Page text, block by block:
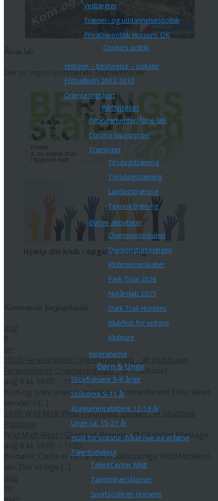
Vedtægter
Træner- og uddannelsespolitik
Privatlivspolitik Horsens OK
Cookies politik
Historie – bestyrelse – pokaler
Fotoalbum 2002-2010
Orienteringskort
Aktiviteter
Arrangementer/Åbne løb
Corona-tilpasninger
Træninger
Tirsdagstræning
Torsdagstræning
Lørdagstræning
Teknisk træning
Øvrige aktiviteter
Championpokalen
Divisionsturneringen
Klubmesterskaber
Park Tour 2026
Nytårsløb 2025
Dark Trail Horsens
Klubfest for voksne
Klubture
Veteranerne
Børn & Unge
Skovfræsere 5-8 årige
Stifindere 9-11 år
Konkurrenceløbere 12-14 år
Unge ca. 15-21 år
Hold for voksne -både nye og erfarne
Talentudviking
TalentCenter Midt
Talentidrætsklasser
Sportscollege Horsens
Der er ingen kommende begivenheder.
Hjælp din klub - opgave oversigt!
Ferieaktivitet: Orienteringsløb ...
Ferieaktivitet: Orienteringsløb ...@ Klubhuset
aug 8 kl. 10:00 – 15:00
Kom og prøv orienteringsløb i sommerferien! Efter løbet
Wild Midt West i Gludsted. Bemær...@ Gludsted
Wild Midt West i Gludsted. Bemær... @ Gludsted Plantage
Bemærk: Dette er det årlige traditionsrige WildMidtWest-